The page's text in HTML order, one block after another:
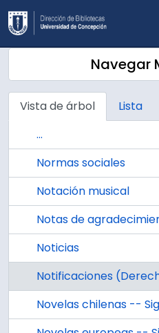
Skip to main content
Navegar
Vista de árbol Lista
...
Normas sociales
Notación musical
Notas de
Noticias
Notificaciones
Novelas chilenas --